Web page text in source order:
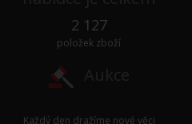
2 127
položek zboží
Každý den dražíme nové věci